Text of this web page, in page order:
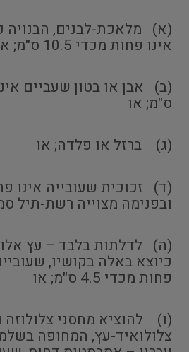
(א) מלאכת-לבנים, הבנויה
אינו פחות מכדי 10.5 ס"מ; או
ס"מ; או
(ג) ברזל או פלדה; או
ובפנימה מצוייה רשת-תיל
(ה) לדלתות בלבד – עץ
כיוצא באלה בקושיו,
פחות מכדי 4.5 ס"מ; או
(ו) להוציא מחסני צלולוזה
צלולואיד-עץ, המחופה